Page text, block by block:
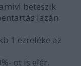
beteszik
lazán
1 ezreléke az
ot is elér.